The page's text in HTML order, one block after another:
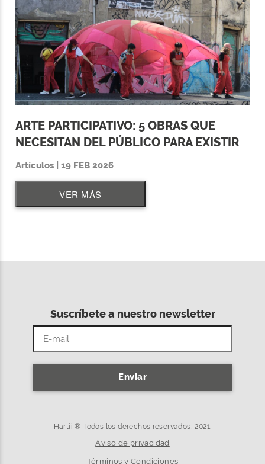
ARTE PARTICIPATIVO: 5 OBRAS QUE
NECESITAN DEL PÚBLICO PARA EXISTIR
Artículos | 19 FEB 2026
VER MÁS
Suscríbete a nuestro newsletter
Enviar
Hartii ® Todos los derechos reservados, 2021.
Aviso de privacidad
Términos y Condiciones